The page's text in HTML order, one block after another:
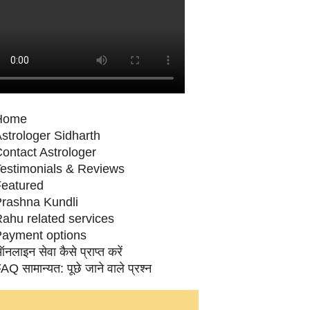
Sidharth
Astrologer
& Reviews
Kundli
related services
options
सेवा कैसे प्राप्‍त करें
सामान्‍यत: पूछे जाने वाले प्रश्‍न